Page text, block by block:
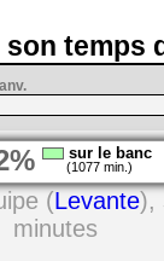
temps
sur le banc
(1077 min.)
(Levante),
minutes